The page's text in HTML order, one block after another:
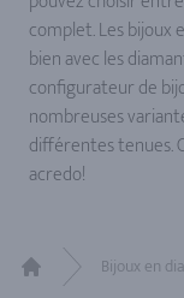
complet. Les
bien avec les
configurateur de
nombreuses
différentes tenues.
acredo!
Bijoux en